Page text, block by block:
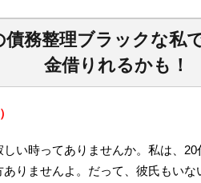
債務整理ブラックな私
金借りれるかも！
い時ってありませんか。私は、
りませんよ。だって、彼氏もい